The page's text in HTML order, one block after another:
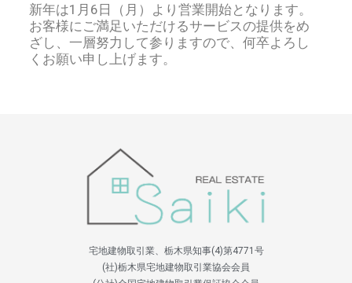
新年は1月6日（月）より営業開始となります。
お客様にご満足いただけるサービスの提供をめ
ざし、一層努力して参りますので、何卒よろし
くお願い申し上げます。
宅地建物取引業、栃木県知事(4)第4771号
(社)栃木県宅地建物取引業協会会員